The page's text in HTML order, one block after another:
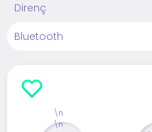
Direnç
Bluetooth
\n
\n